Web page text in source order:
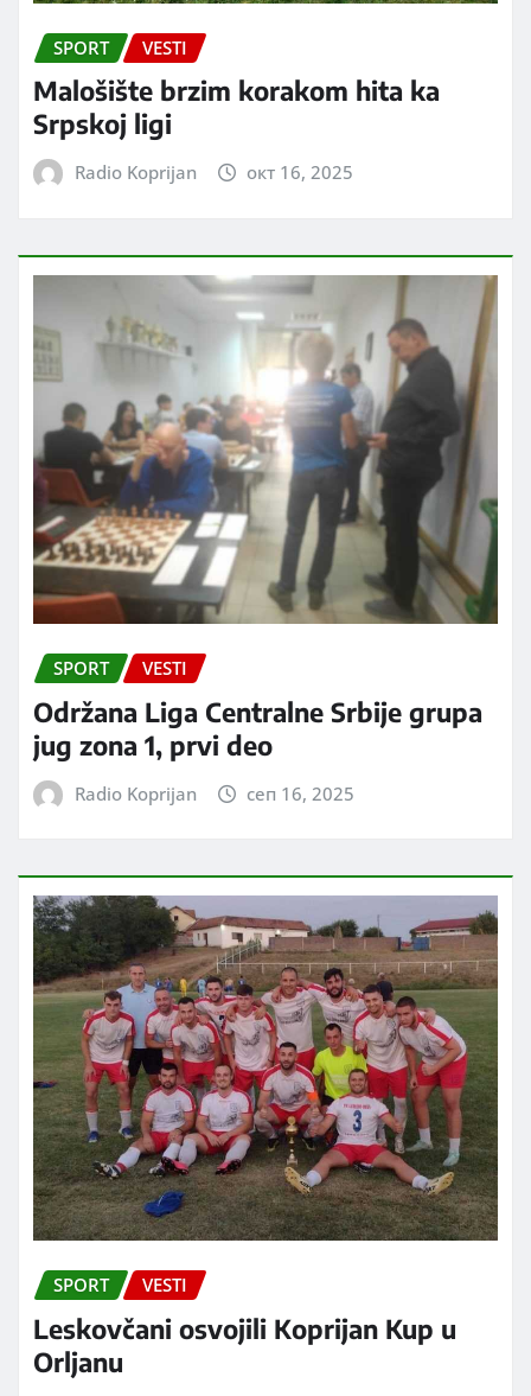
SPORT VESTI
Malošište brzim korakom hita ka
Srpskoj ligi
Radio Koprijan окт 16, 2025
SPORT VESTI
Održana Liga Centralne Srbije grupa
jug zona 1, prvi deo
Radio Koprijan сеп 16, 2025
SPORT VESTI
Leskovčani osvojili Koprijan Kup u
Orljanu